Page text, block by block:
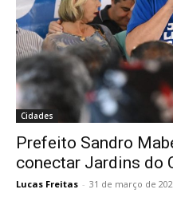
Cidades
Prefeito Sandro
conectar Jardins do
Lucas Freitas - 31 de março de